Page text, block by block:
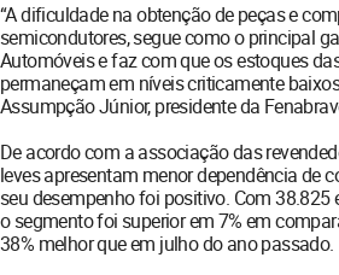
“A dificuldade na obtenção de peças e
semicondutores, segue como o principal
Automóveis e faz com que os estoques
permaneçam em níveis criticamente
Assumpção Júnior, presidente da
De acordo com a associação das
leves apresentam menor dependência de
seu desempenho foi positivo. Com
o segmento foi superior em 7% em
38% melhor que em julho do ano passado.